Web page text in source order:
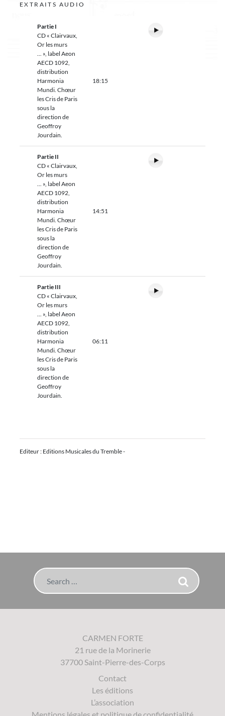
EXTRAITS AUDIO
Partie I
CD « Clairvaux,
Or les murs
... », label Aeon
AECD 1092,
distribution
Harmonia
Mundi. Chœur
les Cris de Paris
sous la
direction de
Geoffroy
Jourdain.
18:15
Partie II
CD « Clairvaux,
Or les murs
... », label Aeon
AECD 1092,
distribution
Harmonia
Mundi. Chœur
les Cris de Paris
sous la
direction de
Geoffroy
Jourdain.
14:51
Partie III
CD « Clairvaux,
Or les murs
... », label Aeon
AECD 1092,
distribution
Harmonia
Mundi. Chœur
les Cris de Paris
sous la
direction de
Geoffroy
Jourdain.
06:11
Editeur : Editions Musicales du Tremble -
Search
CARMEN FORTE
21 rue de la Morinerie
37700 Saint-Pierre-des-Corps
Contact
Les éditions
L’association